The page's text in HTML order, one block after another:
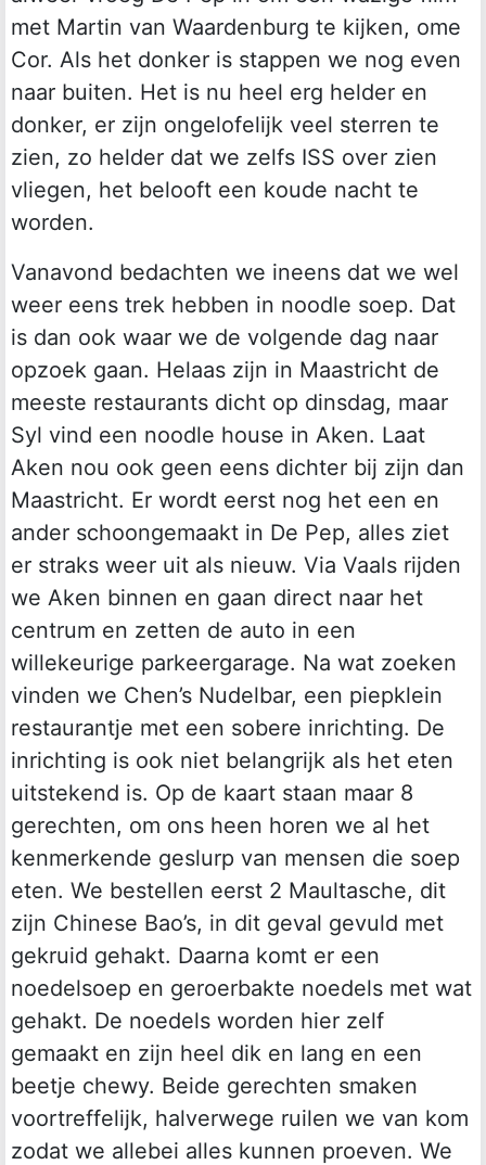
met Martin van Waardenburg te kijken, ome
Cor. Als het donker is stappen we nog even
naar buiten. Het is nu heel erg helder en
donker, er zijn ongelofelijk veel sterren te
zien, zo helder dat we zelfs ISS over zien
vliegen, het belooft een koude nacht te
worden.
Vanavond bedachten we ineens dat we wel
weer eens trek hebben in noodle soep. Dat
is dan ook waar we de volgende dag naar
opzoek gaan. Helaas zijn in Maastricht de
meeste restaurants dicht op dinsdag, maar
Syl vind een noodle house in Aken. Laat
Aken nou ook geen eens dichter bij zijn dan
Maastricht. Er wordt eerst nog het een en
ander schoongemaakt in De Pep, alles ziet
er straks weer uit als nieuw. Via Vaals rijden
we Aken binnen en gaan direct naar het
centrum en zetten de auto in een
willekeurige parkeergarage. Na wat zoeken
vinden we Chen’s Nudelbar, een piepklein
restaurantje met een sobere inrichting. De
inrichting is ook niet belangrijk als het eten
uitstekend is. Op de kaart staan maar 8
gerechten, om ons heen horen we al het
kenmerkende geslurp van mensen die soep
eten. We bestellen eerst 2 Maultasche, dit
zijn Chinese Bao’s, in dit geval gevuld met
gekruid gehakt. Daarna komt er een
noedelsoep en geroerbakte noedels met wat
gehakt. De noedels worden hier zelf
gemaakt en zijn heel dik en lang en een
beetje chewy. Beide gerechten smaken
voortreffelijk, halverwege ruilen we van kom
zodat we allebei alles kunnen proeven. We